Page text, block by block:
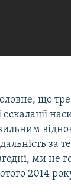
що
ескалації
за
ми не
2014